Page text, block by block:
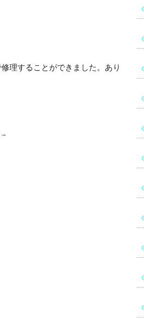
理することができました。あり
→